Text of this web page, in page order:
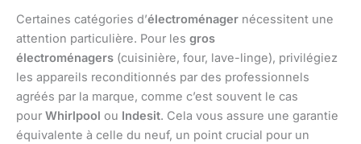
Certaines catégories d’électroménager nécessitent une
attention particulière. Pour les gros
électroménagers (cuisinière, four, lave-linge), privilégiez
les appareils reconditionnés par des professionnels
agréés par la marque, comme c’est souvent le cas
pour Whirlpool ou Indesit. Cela vous assure une garantie
équivalente à celle du neuf, un point crucial pour un